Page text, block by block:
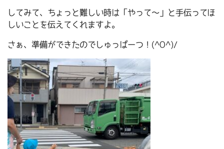
してみて、ちょっと難しい時は「やって～」と手伝ってほ
しいことを伝えてくれますよ。
さぁ、準備ができたのでしゅっぱーつ！(^O^)/